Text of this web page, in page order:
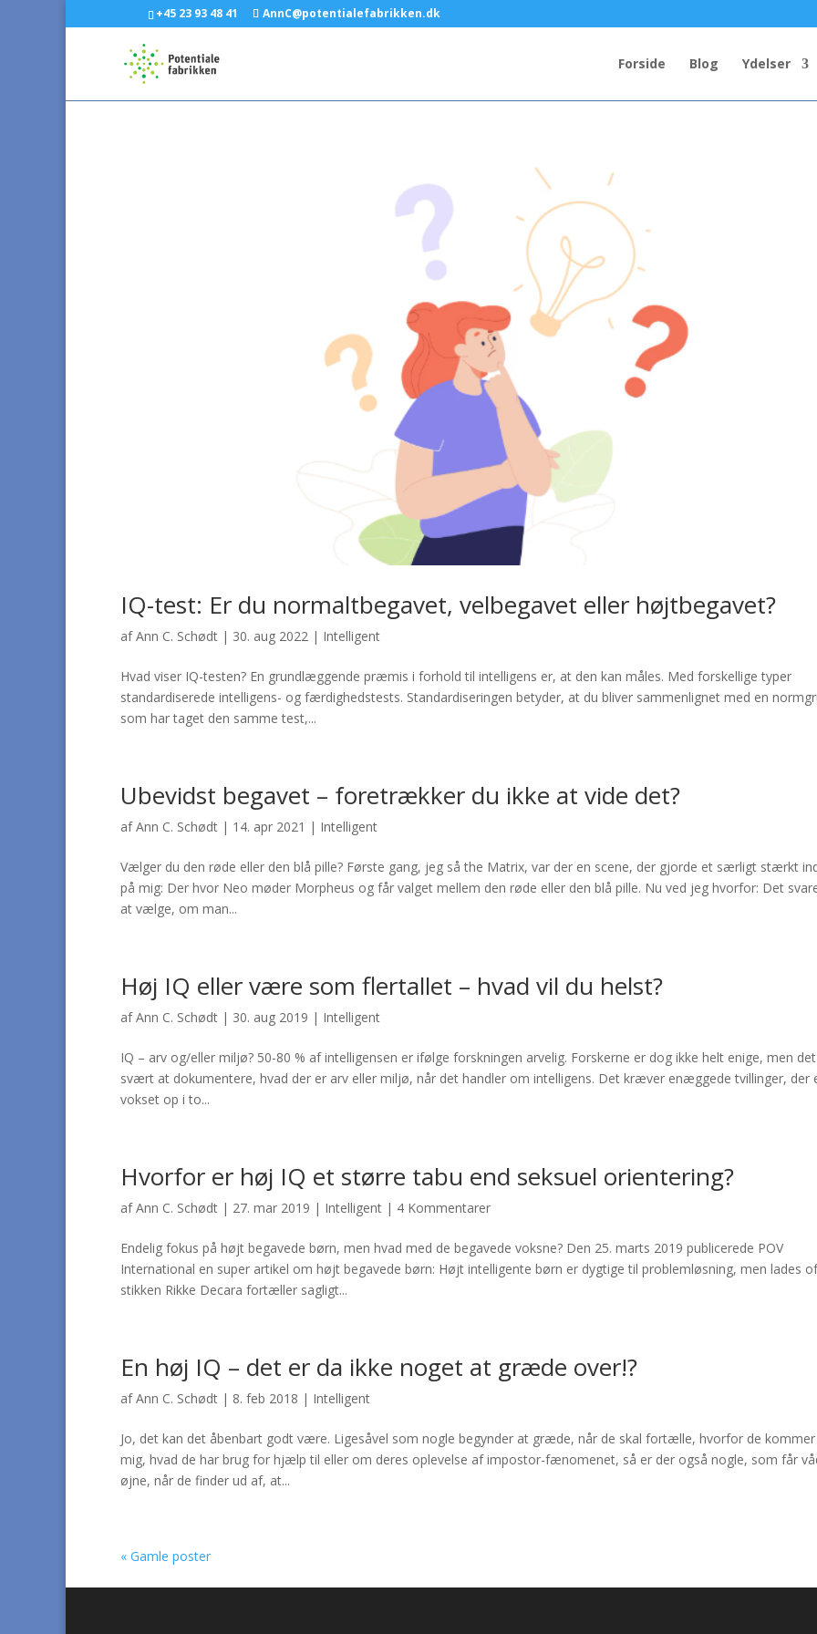
+45 23 93 48 41 AnnC@potentialefabrikken.dk
Forside Blog Ydelser
IQ-test: Er du normaltbegavet, velbegavet eller højtbegavet?
afAnn C. Schødt | 30. aug 2022 | Intelligent
Hvad viser IQ-testen? En grundlæggende præmis i forhold til intelligens er, at den kan måles. Med forskellige typer
standardiserede intelligens- og færdighedstests. Standardiseringen betyder, at du bliver sammenlignet med en
som har taget den samme test,...
Ubevidst begavet – foretrækker du ikke at vide det?
afAnn C. Schødt | 14. apr 2021 | Intelligent
Vælger du den røde eller den blå pille? Første gang, jeg så the Matrix, var der en scene, der gjorde et særligt stærkt
på mig: Der hvor Neo møder Morpheus og får valget mellem den røde eller den blå pille. Nu ved jeg hvorfor: Det
at vælge, om man...
Høj IQ eller være som flertallet – hvad vil du helst?
afAnn C. Schødt | 30. aug 2019 | Intelligent
IQ – arv og/eller miljø? 50-80 % af intelligensen er ifølge forskningen arvelig. Forskerne er dog ikke helt enige, men
svært at dokumentere, hvad der er arv eller miljø, når det handler om intelligens. Det kræver enæggede tvillinger, der
vokset op i to...
Hvorfor er høj IQ et større tabu end seksuel orientering?
afAnn C. Schødt | 27. mar 2019 | Intelligent | 4 Kommentarer
Endelig fokus på højt begavede børn, men hvad med de begavede voksne? Den 25. marts 2019 publicerede POV
International en super artikel om højt begavede børn: Højt intelligente børn er dygtige til problemløsning, men lades
stikken Rikke Decara fortæller sagligt...
En høj IQ – det er da ikke noget at græde over!?
afAnn C. Schødt | 8. feb 2018 | Intelligent
Jo, det kan det åbenbart godt være. Ligesåvel som nogle begynder at græde, når de skal fortælle, hvorfor de
mig, hvad de har brug for hjælp til eller om deres oplevelse af impostor-fænomenet, så er der også nogle, som får
øjne, når de finder ud af, at...
« Gamle poster